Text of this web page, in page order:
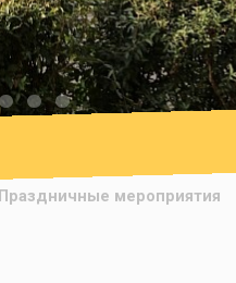
Праздничные мероприятия